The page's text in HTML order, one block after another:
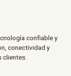
confiable y
conectividad y